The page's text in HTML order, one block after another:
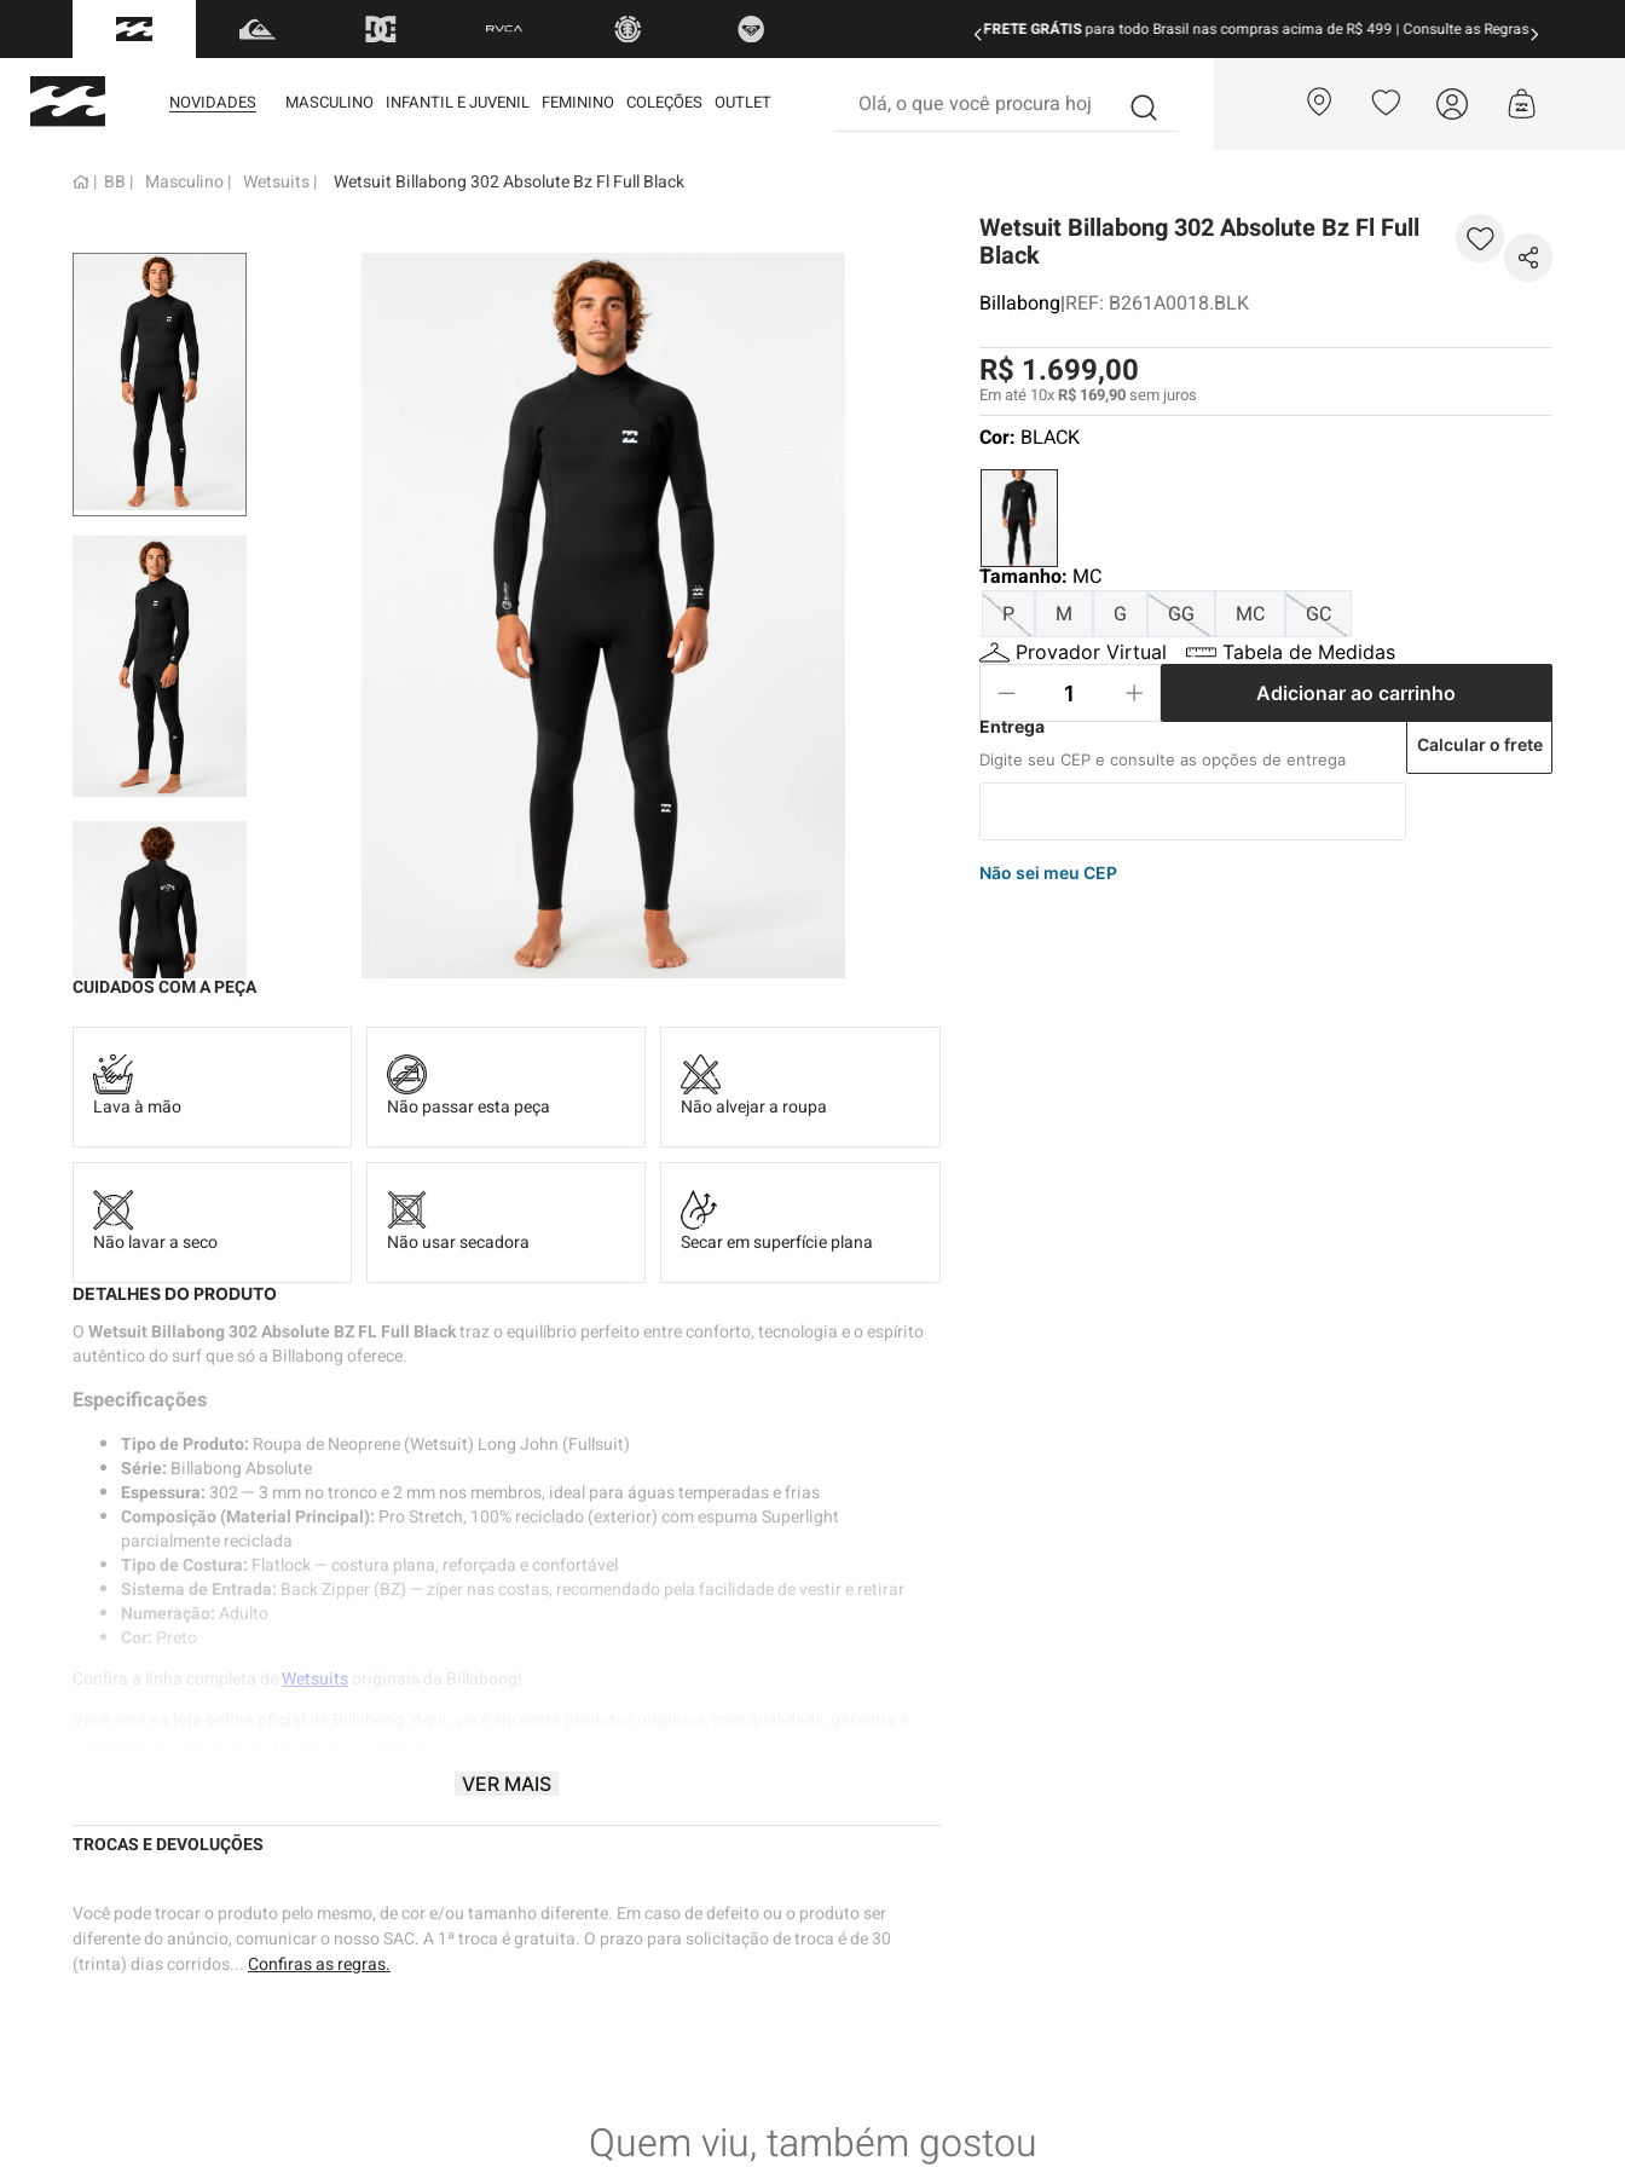
FRETE GRÁTISpara todo Brasil nas compras acima de R$ 499 | Consulte as Regras Parcele suas compras ematé 10x sem juros!Aproveite!
NOVIDADES MASCULINO INFANTIL E JUVENIL FEMININO COLEÇÕES OUTLET
BB Masculino Wetsuits Wetsuit Billabong 302 Absolute Bz Fl Full Black
CUIDADOS COM A PEÇA
Lava à mão Não passar esta peça Não alvejar a roupa
Não lavar a seco Não usar secadora Secar em superfície plana
DETALHES DO PRODUTO
OWetsuit Billabong 302 Absolute BZ FL Full Blacktraz o equilíbrio perfeito entre conforto, tecnologia e o espírito
autêntico do surf que só a Billabong oferece.
Especificações
Tipo de Produto: Roupa de Neoprene (Wetsuit) Long John (Fullsuit)
Série: Billabong Absolute
Espessura: 302 — 3 mm no tronco e 2 mm nos membros, ideal para águas temperadas e frias
Composição (Material Principal): Pro Stretch, 100% reciclado (exterior) com espuma Superlight
parcialmente reciclada
Tipo de Costura: Flatlock — costura plana, reforçada e confortável
Sistema de Entrada: Back Zipper (BZ) — zíper nas costas, recomendado pela facilidade de vestir e retirar
Numeração:Adulto
Cor: Preto
Confira a linha completa deWetsuitsoriginais da Billabong!
VER MAIS
TROCAS E DEVOLUÇÕES
Você pode trocar o produto pelo mesmo, de cor e/ou tamanho diferente. Em caso de defeito ou o produto ser
diferente do anúncio, comunicar o nosso SAC. A 1ª troca é gratuita. O prazo para solicitação de troca é de 30
(trinta) dias corridos...Confiras as regras.
Wetsuit Billabong 302 Absolute Bz Fl Full
Black
Billabong|REF: B261A0018.BLK
R$ 1.699,00
Em até 10xR$ 169,90sem juros
Cor: BLACK
Tamanho: MC
P
M G GG MC GC
Provador Virtual
Tabela de Medidas
Adicionar ao carrinho
Não sei meu CEP
Calcular o frete
Quem viu, também gostou
termos mais buscados
boardshort
bermuda
camiseta
jaqueta
carteira
mochila
º calça